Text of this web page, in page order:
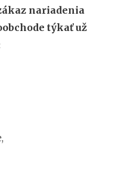
zákaz nariadenia
týkať už